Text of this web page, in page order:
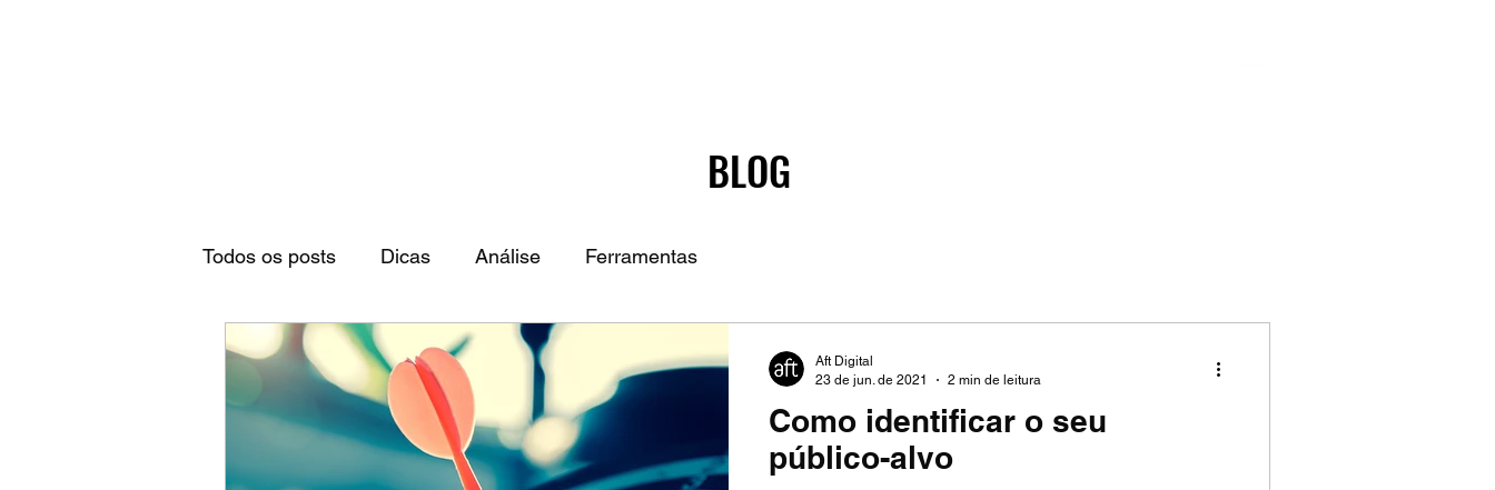
BLOG
Todos os posts Dicas Análise Ferramentas
Como identificar o seu
público-alvo
Aft Digital
23 de jun. de 2021
2 min de leitura